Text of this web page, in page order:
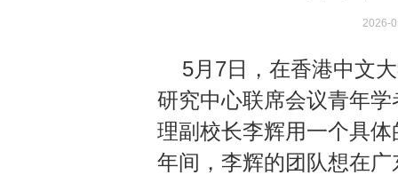
2026-
5月7日，在香港中文
研究中心联席会议青年
理副校长李辉用一个具
年间，李辉的团队想在